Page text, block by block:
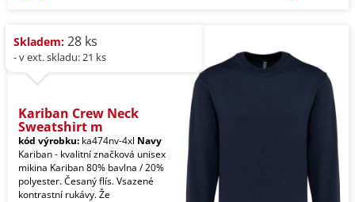
Skladem: 28 ks
- v ext. skladu: 21 ks
Kariban Crew Neck
Sweatshirt m
kód výrobku: ka474nv-4xl Navy
Kariban - kvalitní značková unisex
mikina Kariban 80% bavlna / 20%
polyester. Česaný flís. Vsazené
kontrastní rukávy. Že